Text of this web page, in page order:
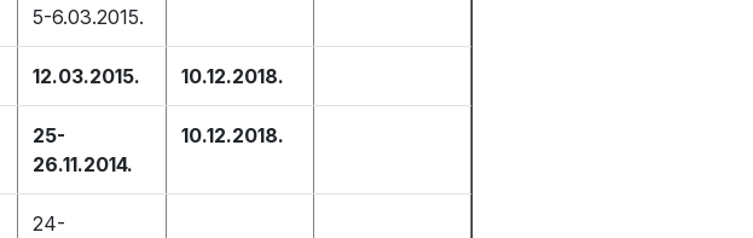
5-6.03.2015.
12.03.2015. 10.12.2018.
25-
26.11.2014.
10.12.2018.
24-